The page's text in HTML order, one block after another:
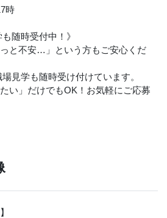
時
随時受付中！》
っと不安…」という方もご安心くだ
見学も随時受け付けています。
い」だけでもOK！お気軽にご応募